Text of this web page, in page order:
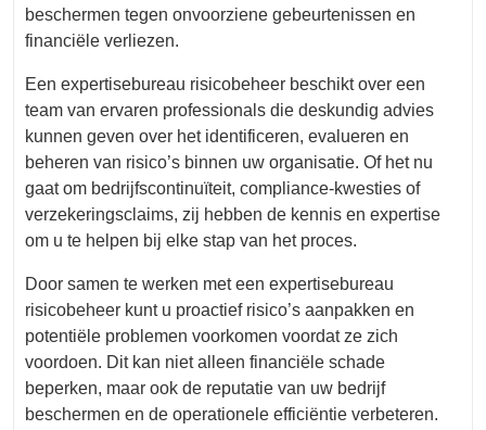
beschermen tegen onvoorziene gebeurtenissen en
financiële verliezen.
Een expertisebureau risicobeheer beschikt over een
team van ervaren professionals die deskundig advies
kunnen geven over het identificeren, evalueren en
beheren van risico’s binnen uw organisatie. Of het nu
gaat om bedrijfscontinuïteit, compliance-kwesties of
verzekeringsclaims, zij hebben de kennis en expertise
om u te helpen bij elke stap van het proces.
Door samen te werken met een expertisebureau
risicobeheer kunt u proactief risico’s aanpakken en
potentiële problemen voorkomen voordat ze zich
voordoen. Dit kan niet alleen financiële schade
beperken, maar ook de reputatie van uw bedrijf
beschermen en de operationele efficiëntie verbeteren.